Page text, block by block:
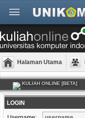
Halaman Utama
KULIAH ONLINE [BETA]
LOGIN